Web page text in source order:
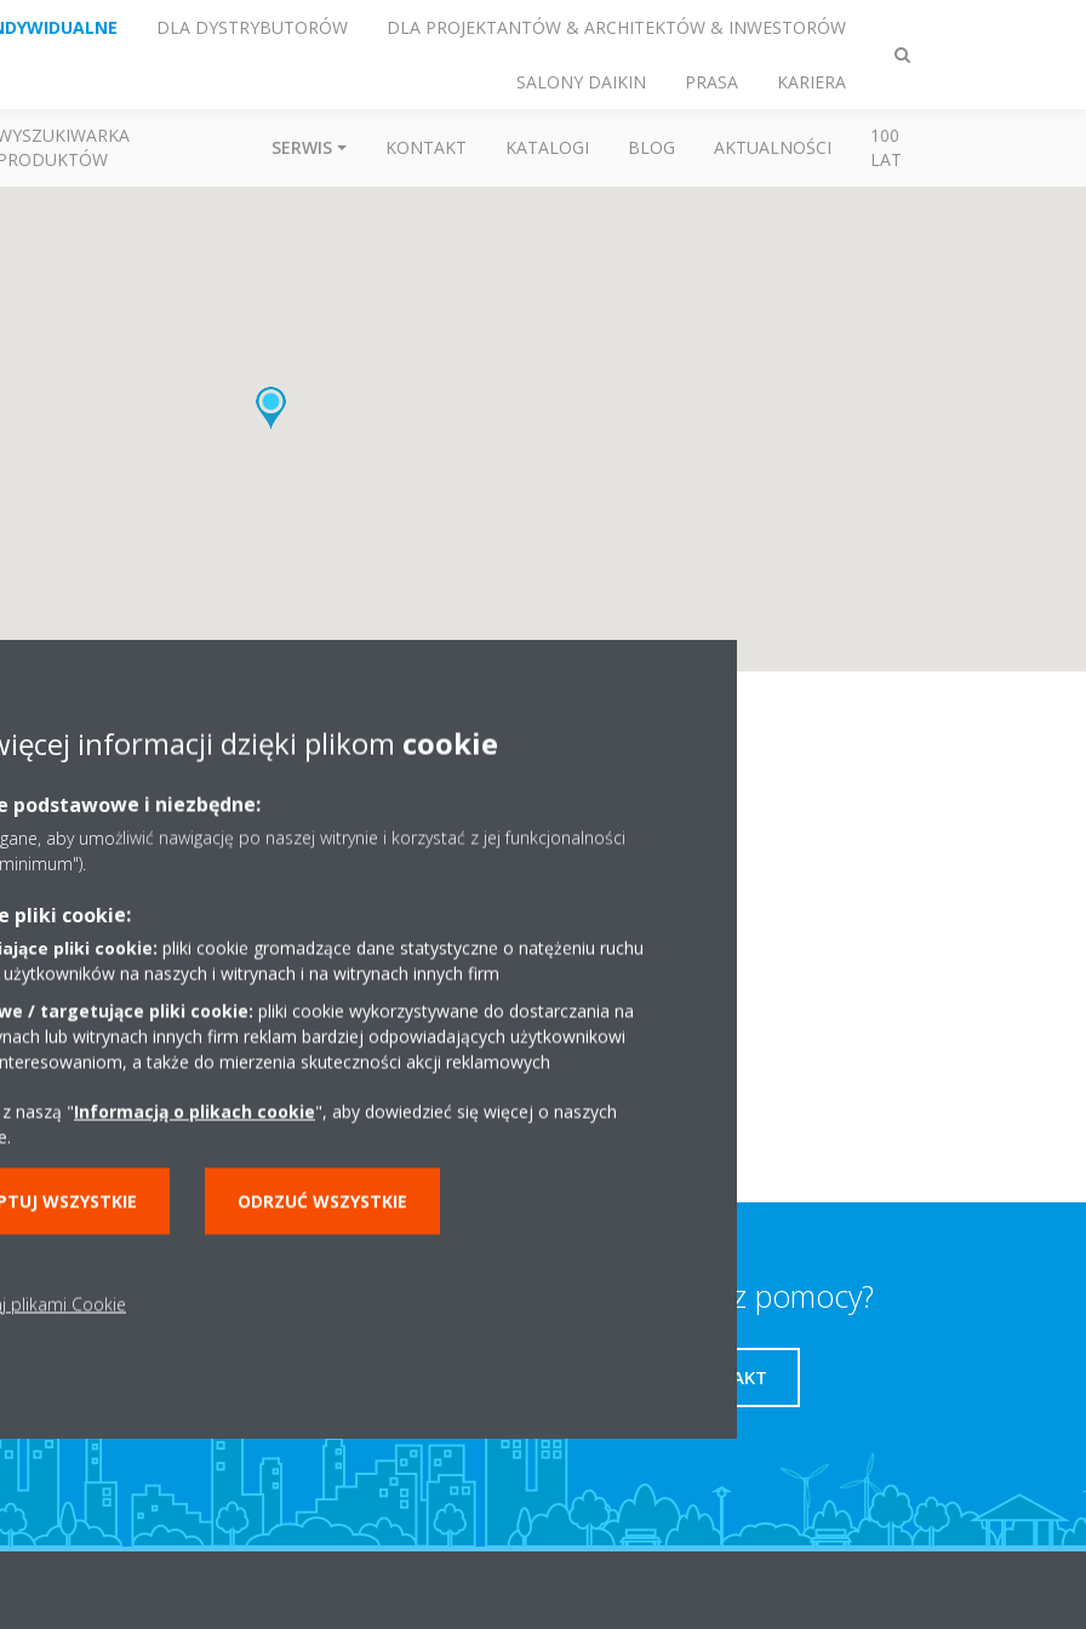
Przełącz
DLA DYSTRYBUTORÓW DLA PROJEKTANTÓW & ARCHITEKTÓW & INWESTORÓW
SALONY DAIKIN PRASA KARIERA
PRODUKTÓW
SERWIS KONTAKT KATALOGI BLOG AKTUALNOŚCI
100
LAT
KLIM MIROSŁAW PIETRZAK
13
22/7846330
biuro@mira-klim.com.pl
Uzyskaj wskazówki
Potrzebujesz pomocy?
KONTAKT
informacji dzięki plikom cookie
podstawowe i niezbędne:
aby umożliwić nawigację po naszej witrynie i korzystać z jej funkcjonalności
pliki cookie:
pliki cookie: pliki cookie gromadzące dane statystyczne o natężeniu ruchu
na naszych i witrynach i na witrynach innych firm
/ targetujące pliki cookie: pliki cookie wykorzystywane do dostarczania na
lub witrynach innych firm reklam bardziej odpowiadających użytkownikowi
a także do mierzenia skuteczności akcji reklamowych
naszą "Informacją o plikach cookie", aby dowiedzieć się więcej o naszych
WSZYSTKIE ODRZUĆ WSZYSTKIE
plikami Cookie